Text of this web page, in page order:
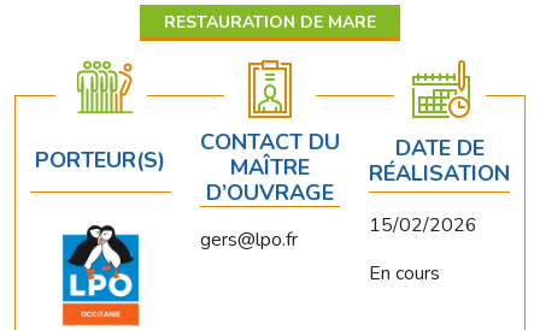
RESTAURATION DE MARE
PORTEUR(S)
CONTACT DU
MAÎTRE
D’OUVRAGE
gers@lpo.fr
DATE DE
RÉALISATION
15/02/2026
En cours